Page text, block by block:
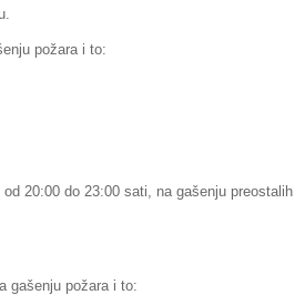
požara i to:
20:00 do 23:00 sati, na gašenju preostalih
gašenju požara i to: